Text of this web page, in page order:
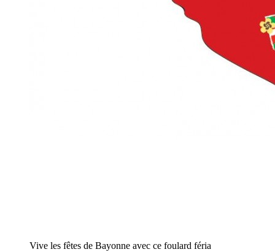
Vive les fêtes de Bayonne avec ce foulard féria